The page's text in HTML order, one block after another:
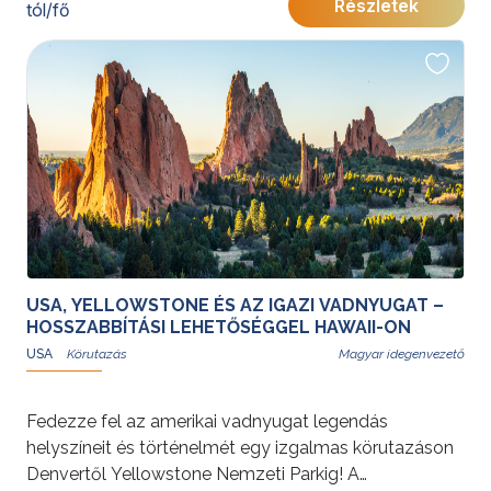
vízesés. A program a nagyvárosi élet pezsgését és a
természet páratlan szépségét ötvözi.
További érdekességekért az Amerikai Egyesült
Államokról kattintson
.
Programunkat
Gyémánt Balázs
idegenvezető, utazó blogger és hivatásos világutazó
teszi teljessé, aki helyismeretével és tapasztalatával
az utazás különleges élményét és hangulatát
biztosítja.
tól/fő
Részletek
USA, YELLOWSTONE ÉS AZ IGAZI VADNYUGAT –
HOSSZABBÍTÁSI LEHETŐSÉGGEL HAWAII-ON
USA Magyar idegenvezető
Fedezze fel az amerikai vadnyugat legendás
helyszíneit és történelmét egy izgalmas körutazáson
Denvertől Yellowstone Nemzeti Parkig! A